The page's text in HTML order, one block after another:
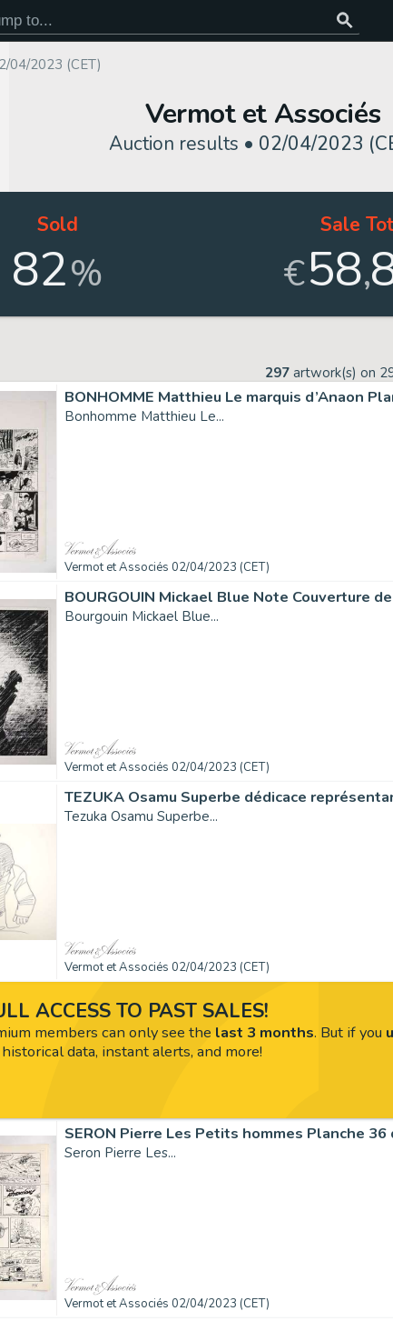
04/2023 (CET)
Vermot et Associés
Auction results • 02/04/2023
Sold
82%
Sale
€58,
297 artwork(s) on
BONHOMME Matthieu Le marquis d’Anaon
Bonhomme Matthieu Le...
Vermot et Associés 02/04/2023 (CET)
BOURGOUIN Mickael Blue Note Couverture
Bourgouin Mickael Blue...
Vermot et Associés 02/04/2023 (CET)
TEZUKA Osamu Superbe dédicace
Tezuka Osamu Superbe...
Vermot et Associés 02/04/2023 (CET)
SERON Pierre Les Petits hommes Planche 36
Seron Pierre Les...
Vermot et Associés 02/04/2023 (CET)
ACCESS TO PAST SALES!
members can only see the last 3 months. But if you
data, instant alerts, and more!